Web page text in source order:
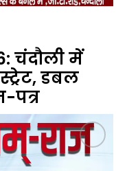
चंदौली में
डबल
पत्र